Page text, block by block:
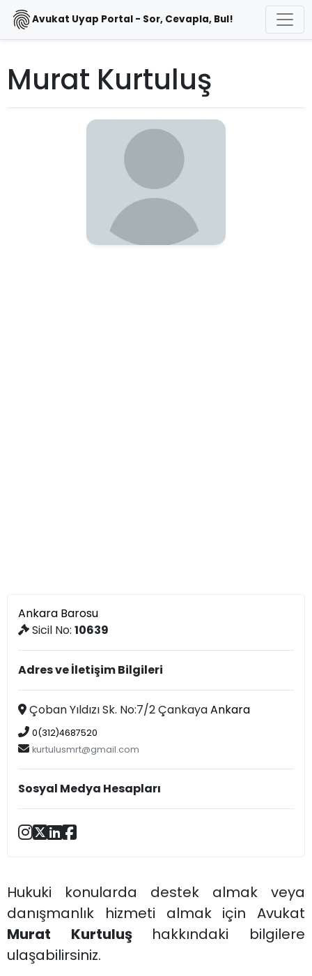
Avukat Uyap Portal - Sor, Cevapla, Bul!
Murat Kurtuluş
Ankara Barosu
Sicil No:10639
Adres ve İletişim Bilgileri
Çoban Yıldızı Sk. No:7/2 ÇankayaAnkara
0(312)4687520
kurtulusmrt@gmail.com
Sosyal Medya Hesapları
Hukuki konularda destek almak veya
danışmanlık hizmeti almak için Avukat
Murat Kurtuluş hakkındaki bilgilere
ulaşabilirsiniz.